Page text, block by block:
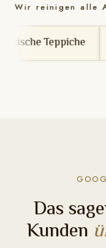
Wir reinigen alle
Das
Kunden